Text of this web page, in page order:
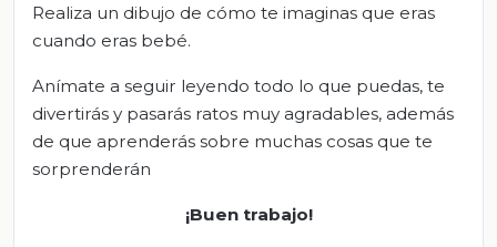
Realiza un dibujo de cómo te imaginas que eras
cuando eras bebé.
Anímate a seguir leyendo todo lo que puedas, te
divertirás y pasarás ratos muy agradables, además
de que aprenderás sobre muchas cosas que te
sorprenderán
¡Buen trabajo!